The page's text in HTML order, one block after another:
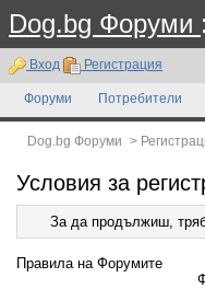
Dog.bg Форуми
Вход Регистрация
Форуми Потребители
Dog.bg Форуми >
Условия за
За да продължиш,
Правила на Форумите